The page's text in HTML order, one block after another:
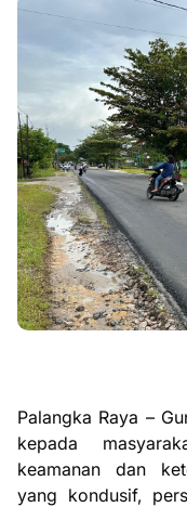
Palangka Raya –
kepada
keamanan dan
yang kondusif,